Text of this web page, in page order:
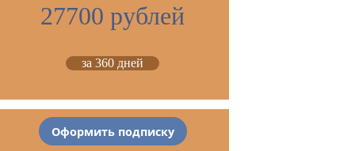
27700 рублей
за 360 дней
Оформить подписку